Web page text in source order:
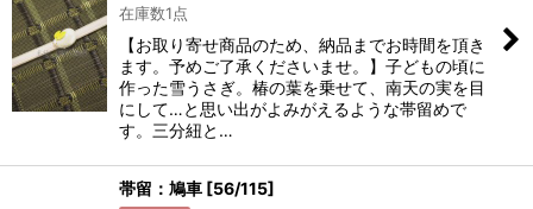
在庫数1点
【お取り寄せ商品のため、納品までお時間を頂き
ます。予めご了承くださいませ。】子どもの頃に
作った雪うさぎ。椿の葉を乗せて、南天の実を目
にして…と思い出がよみがえるような帯留めで
す。三分紐と…
帯留：鳩車 [56/115]